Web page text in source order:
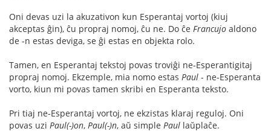
Oni devas uzi la akuzativon kun Esperantaj vortoj (kiuj
akceptas ĝin), ĉu propraj nomoj, ĉu ne. Do ĉe Francujo aldono
de -n estas deviga, se ĝi estas en objekta rolo.
Tamen, en Esperantaj tekstoj povas troviĝi ne-Esperantigitaj
propraj nomoj. Ekzemple, mia nomo estas Paul - ne-Esperanta
vorto, kiun mi povas tamen skribi en Esperanta teksto.
Pri tiaj ne-Esperantaj vortoj, ne ekzistas klaraj reguloj. Oni
povas uzi Paul(-)on, Paul(-)n, aŭ simple Paul laŭplaĉe.